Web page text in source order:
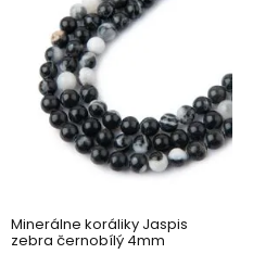
Minerálne koráliky Jaspis
zebra černobílý 4mm